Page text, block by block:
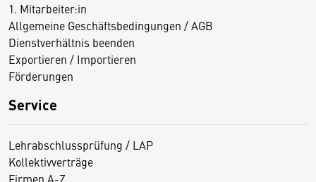
1. Mitarbeiter:in
Allgemeine Geschäftsbedingungen / AGB
Dienstverhältnis beenden
Exportieren / Importieren
Förderungen
Service
Lehrabschlussprüfung / LAP
Kollektivverträge
Firmen A-Z